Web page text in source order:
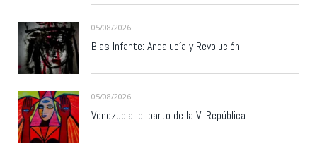
05/08/2026
Blas Infante: Andalucía y Revolución.
05/08/2026
Venezuela: el parto de la VI República